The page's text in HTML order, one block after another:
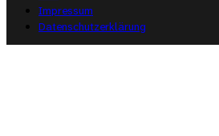
Impressum
Datenschutzerklärung